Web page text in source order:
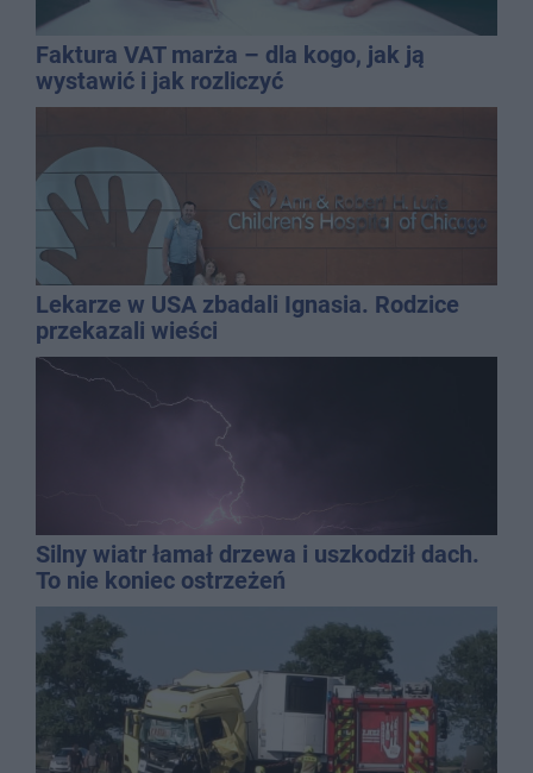
Faktura VAT marża – dla kogo, jak ją
wystawić i jak rozliczyć
Lekarze w USA zbadali Ignasia. Rodzice
przekazali wieści
Silny wiatr łamał drzewa i uszkodził dach.
To nie koniec ostrzeżeń